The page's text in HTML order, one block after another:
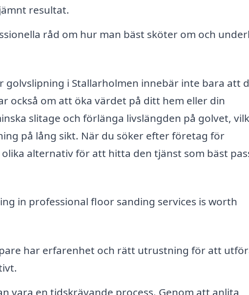
resultat.
råd om hur man bäst sköter om och
golvslipning i Stallarholmen innebär inte bara att
också om att öka värdet på ditt hem eller din
slitage och förlänga livslängden på golvet,
på lång sikt. När du söker efter företag för
alternativ för att hitta den tjänst som bäst
in professional floor sanding services is worth
har erfarenhet och rätt utrustning för att
vara en tidskrävande process. Genom att anlita